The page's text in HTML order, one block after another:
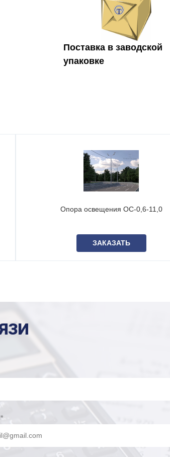
Поставка в заводской
упаковке
Опора освещения ОС-0,6-11,0
ЗАКАЗАТЬ
*